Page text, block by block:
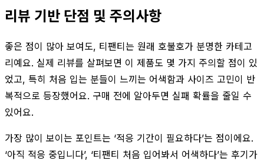
리뷰 기반 단점 및 주의사항
좋은 점이 많아 보여도, 티팬티는 원래 호불호가 분명한 카테고
리예요. 실제 리뷰를 살펴보면 이 제품도 몇 가지 주의할 점이 있
었고, 특히 처음 입는 분들이 느끼는 어색함과 사이즈 고민이 반
복적으로 등장했어요. 구매 전에 알아두면 실패 확률을 줄일 수
있어요.
가장 많이 보이는 포인트는 ‘적응 기간이 필요하다’는 점이에요.
‘아직 적응 중입니다’, ‘티팬티 처음 입어봐서 어색하다’는 후기가